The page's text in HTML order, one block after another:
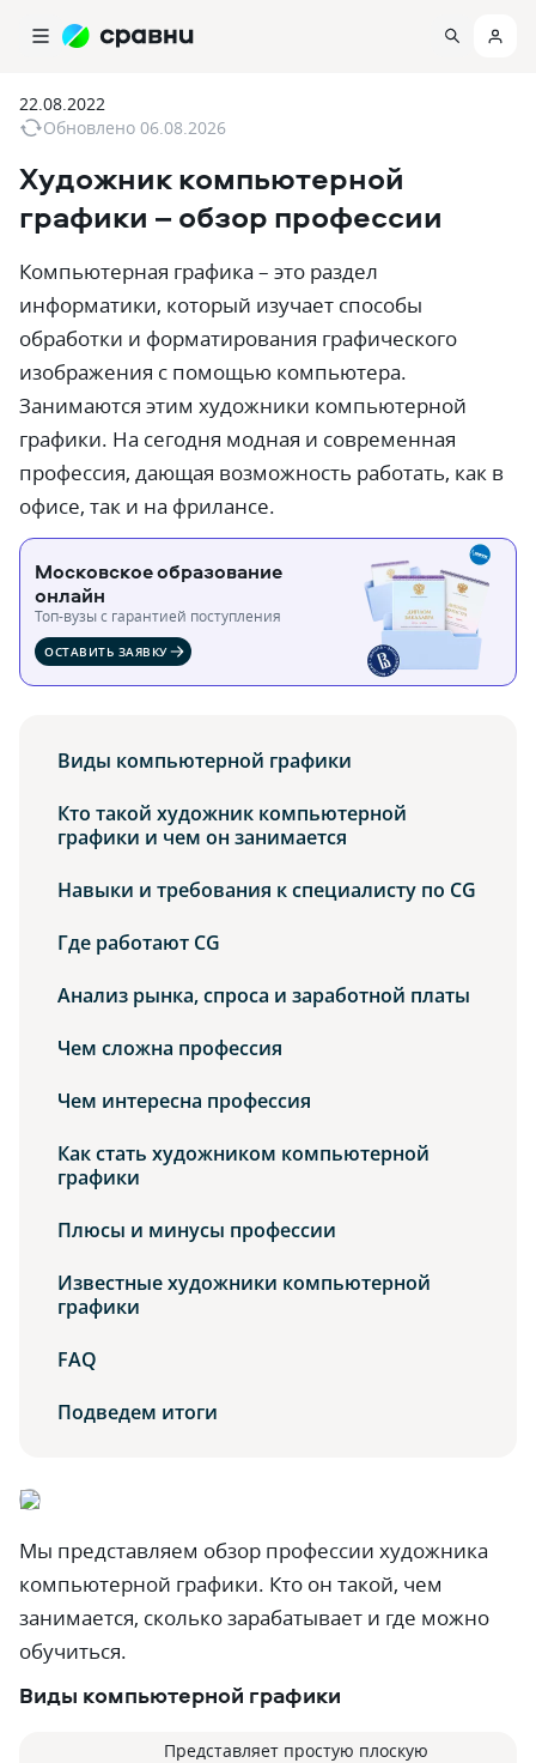
22.08.2022
Обновлено 06.08.2026
Художник компьютерной
графики – обзор профессии
Компьютерная графика – это раздел
информатики, который изучает способы
обработки и форматирования графического
изображения с помощью компьютера.
Занимаются этим художники компьютерной
графики. На сегодня модная и современная
профессия, дающая возможность работать, как в
офисе, так и на фрилансе.
Московское образование
онлайн
Топ-вузы c гарантией поступления
ОСТАВИТЬ ЗАЯВКУ
Виды компьютерной графики
Кто такой художник компьютерной
графики и чем он занимается
Навыки и требования к специалисту по CG
Где работают CG
Анализ рынка, спроса и заработной платы
Чем сложна профессия
Чем интересна профессия
Как стать художником компьютерной
графики
Плюсы и минусы профессии
Известные художники компьютерной
графики
FAQ
Подведем итоги
Мы представляем обзор профессии художника
компьютерной графики. Кто он такой, чем
занимается, сколько зарабатывает и где можно
обучиться.
Виды компьютерной графики
Представляет простую плоскую